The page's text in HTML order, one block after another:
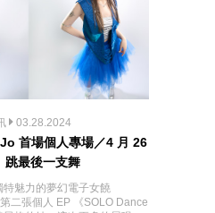
03.28.2024
首場個人專場／4 月 26
跳最後一支舞
魅力的夢幻電子女饒
二張個人 EP 《SOLO Dance